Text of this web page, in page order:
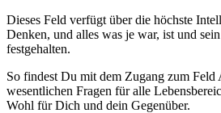
Dieses Feld verfügt über die höchste
Denken, und alles was je war, ist und
festgehalten.
So findest Du mit dem Zugang zum Feld
wesentlichen Fragen für alle
Wohl für Dich und dein Gegenüber.